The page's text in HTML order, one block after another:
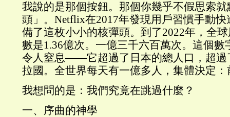
我說的是那個按鈕。那個你幾乎不假思索
頭」。Netflix在2017年發現用戶習慣手動
備了這枚小小的核彈頭。到了2022年，全
數是1.36億次。一億三千六百萬次。這個數
令人窒息——它超過了日本的總人口，超過
拉國。全世界每天有一億多人，集體決定
我想問的是：我們究竟在跳過什麼？
一、序曲的神學